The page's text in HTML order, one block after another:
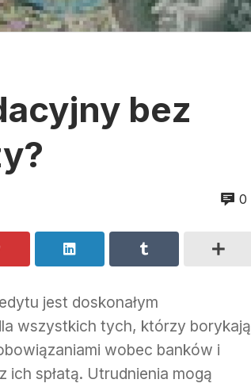
bez
0
jest doskonałym
wszystkich tych, którzy borykają
wobec banków i
ich spłatą. Utrudnienia mogą